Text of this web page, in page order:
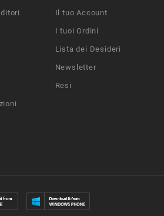
Il tuo Account
I tuoi Ordini
Lista dei Desideri
Newsletter
Resi